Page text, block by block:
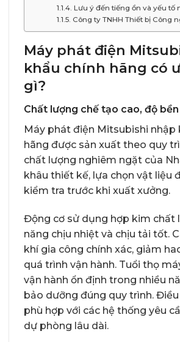
Lưu ý đến tiếng ồn và yếu tố
Công ty TNHH Thiết bị Công
Máy phát điện
khẩu chính hãng có
gì?
Chất lượng chế tạo cao, độ
Máy phát điện Mitsubishi nhập
hãng được sản xuất theo quy
chất lượng nghiêm ngặt của
khâu thiết kế, lựa chọn vật liệu
kiểm tra trước khi xuất xưởng.
Động cơ sử dụng hợp kim chất
năng chịu nhiệt và chịu tải tốt.
khí gia công chính xác, giảm
quá trình vận hành. Tuổi thọ
vận hành ổn định trong nhiều
bảo dưỡng đúng quy trình.
phù hợp với các hệ thống yêu
dự phòng lâu dài.